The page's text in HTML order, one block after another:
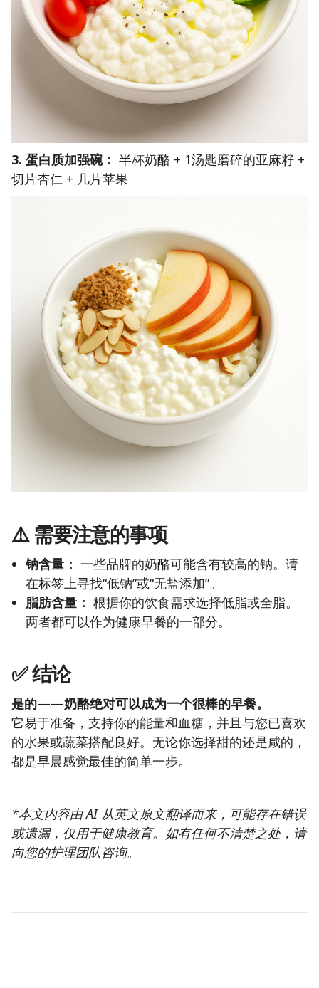
3. 蛋白质加强碗： 半杯奶酪 + 1汤匙磨碎的亚麻籽 +
切片杏仁 + 几片苹果
⚠️需要注意的事项
钠含量： 一些品牌的奶酪可能含有较高的钠。请
在标签上寻找“低钠”或“无盐添加”。
脂肪含量： 根据你的饮食需求选择低脂或全脂。
两者都可以作为健康早餐的一部分。
✅结论
是的——奶酪绝对可以成为一个很棒的早餐。
它易于准备，支持你的能量和血糖，并且与您已喜欢
的水果或蔬菜搭配良好。无论你选择甜的还是咸的，
都是早晨感觉最佳的简单一步。
*本文内容由 AI 从英文原文翻译而来，可能存在错误
或遗漏，仅用于健康教育。如有任何不清楚之处，请
向您的护理团队咨询。